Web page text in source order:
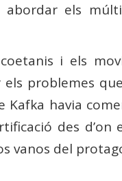
els
i els
problemes
Kafka havia
des d’on
vanos del